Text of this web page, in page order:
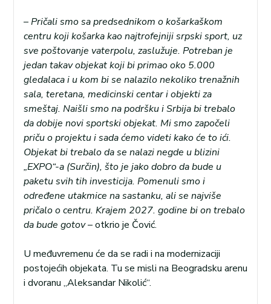
–Pričali smo sa predsednikom o košarkaškom
centru koji košarka kao najtrofejniji srpski sport, uz
sve poštovanje vaterpolu, zaslužuje. Potreban je
jedan takav objekat koji bi primao oko 5.000
gledalaca i u kom bi se nalazilo nekoliko trenažnih
sala, teretana, medicinski centar i objekti za
smeštaj. Naišli smo na podršku i Srbija bi trebalo
da dobije novi sportski objekat. Mi smo započeli
priču o projektu i sada ćemo videti kako će to ići.
Objekat bi trebalo da se nalazi negde u blizini
„EXPO“-a (Surčin), što je jako dobro da bude u
paketu svih tih investicija. Pomenuli smo i
određene utakmice na sastanku, ali se najviše
pričalo o centru. Krajem 2027. godine bi on trebalo
da bude gotov– otkrio je Čović.
U međuvremenu će da se radi i na modernizaciji
postojećih objekata. Tu se misli na Beogradsku arenu
i dvoranu „Aleksandar Nikolić“.